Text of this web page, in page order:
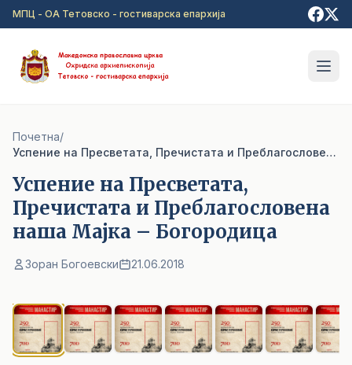
Прејди на главна содржина
МПЦ - ОА Тетовско - гостиварска епархија
Почетна/
Успение на Пресветата, Пречистата и Преблагословена наша Мајка – Богородица
Успение на Пресветата,
Пречистата и Преблагословена
наша Мајка – Богородица
Зоран Богоевски 21.06.2018